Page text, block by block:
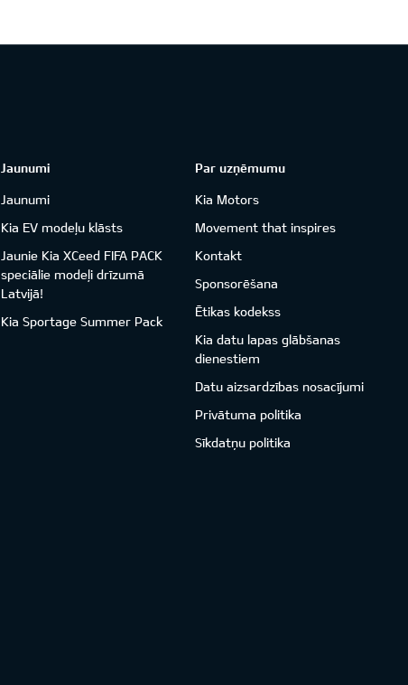
Jaunumi
Jaunumi
Kia EV modeļu klāsts
Jaunie Kia XCeed FIFA PACK
speciālie modeļi drīzumā
Latvijā!
Kia Sportage Summer Pack
Par uzņēmumu
Kia Motors
Movement that inspires
Kontakt
Sponsorēšana
Ētikas kodekss
Kia datu lapas glābšanas
dienestiem
Datu aizsardzības nosacījumi
Privātuma politika
Sīkdatņu politika